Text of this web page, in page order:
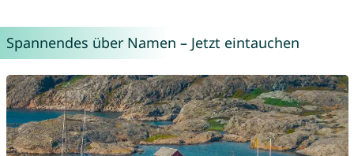
Spannendes über Namen – Jetzt eintauchen